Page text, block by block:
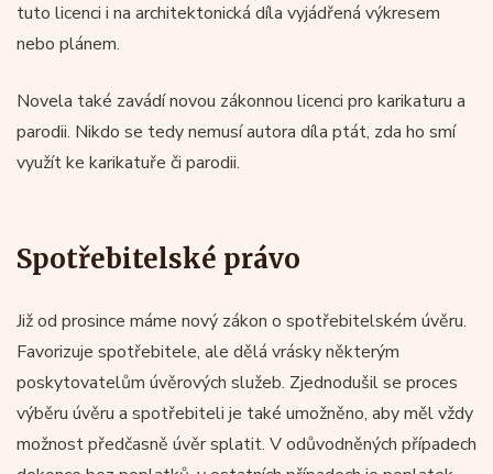
tuto licenci i na architektonická díla vyjádřená výkresem
nebo plánem.
Novela také zavádí novou zákonnou licenci pro karikaturu a
parodii. Nikdo se tedy nemusí autora díla ptát, zda ho smí
využít ke karikatuře či parodii.
Spotřebitelské právo
Již od prosince máme nový zákon o spotřebitelském úvěru.
Favorizuje spotřebitele, ale dělá vrásky některým
poskytovatelům úvěrových služeb. Zjednodušil se proces
výběru úvěru a spotřebiteli je také umožněno, aby měl vždy
možnost předčasně úvěr splatit. V odůvodněných případech